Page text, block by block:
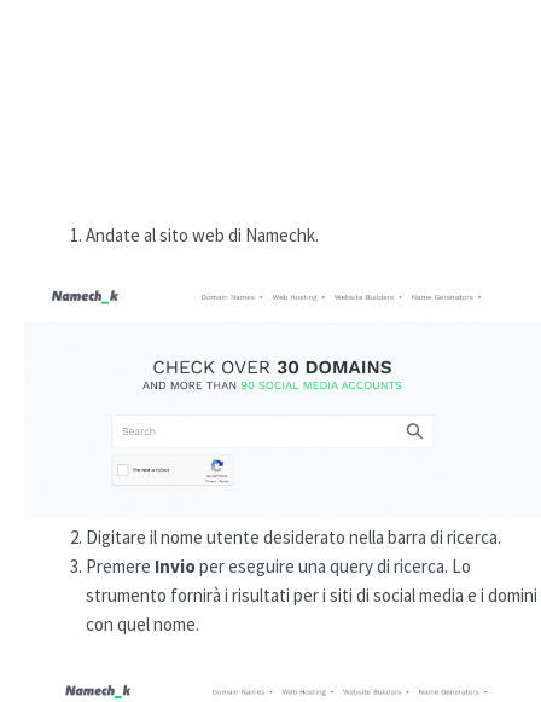
Andate al sito web di Namechk.
Digitare il nome utente desiderato nella barra di ricerca.
Premere Invioper eseguire una query di ricerca. Lo
strumento fornirà i risultati per i siti di social media e i domini
con quel nome.